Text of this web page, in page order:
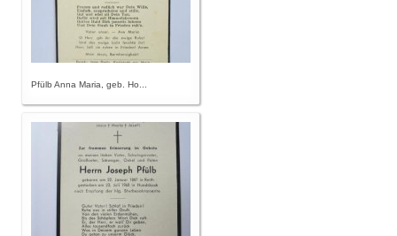
Pfülb Anna Maria, geb. Ho...